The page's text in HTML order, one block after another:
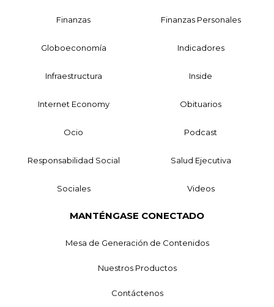
Finanzas Finanzas Personales
Globoeconomía Indicadores
Infraestructura Inside
Internet Economy Obituarios
Ocio Podcast
Responsabilidad Social Salud Ejecutiva
Sociales Videos
MANTÉNGASE CONECTADO
Mesa de Generación de Contenidos
Nuestros Productos
Contáctenos